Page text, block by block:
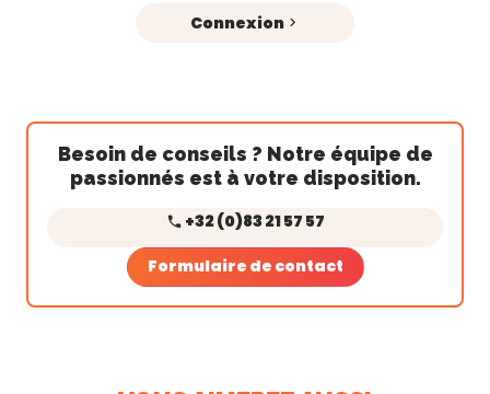
Connexion
Besoin de conseils ? Notre équipe de
passionnés est à votre disposition.
+32 (0)83 21 57 57
Formulaire de contact